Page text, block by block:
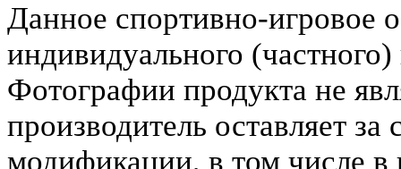
Данное спортивно-игровое
индивидуального
Фотографии продукта не
производитель оставляет
модификации, в том числе